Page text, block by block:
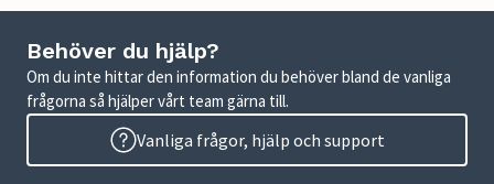
Behöver du hjälp?
Om du inte hittar den information du behöver bland de vanliga
frågorna så hjälper vårt team gärna till.
Vanliga frågor, hjälp och support